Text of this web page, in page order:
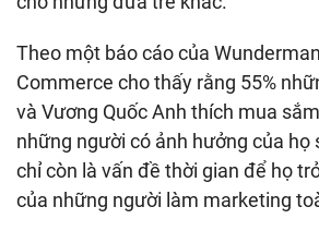
Theo một báo cáo của
Commerce cho thấy rằng 55%
và Vương Quốc Anh thích mua
những người có ảnh hưởng của họ
chỉ còn là vấn đề thời gian để họ
của những người làm marketing